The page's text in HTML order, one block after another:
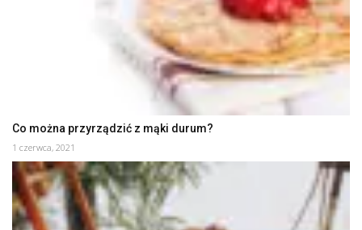
Co można przyrządzić z mąki durum?
1 czerwca, 2021